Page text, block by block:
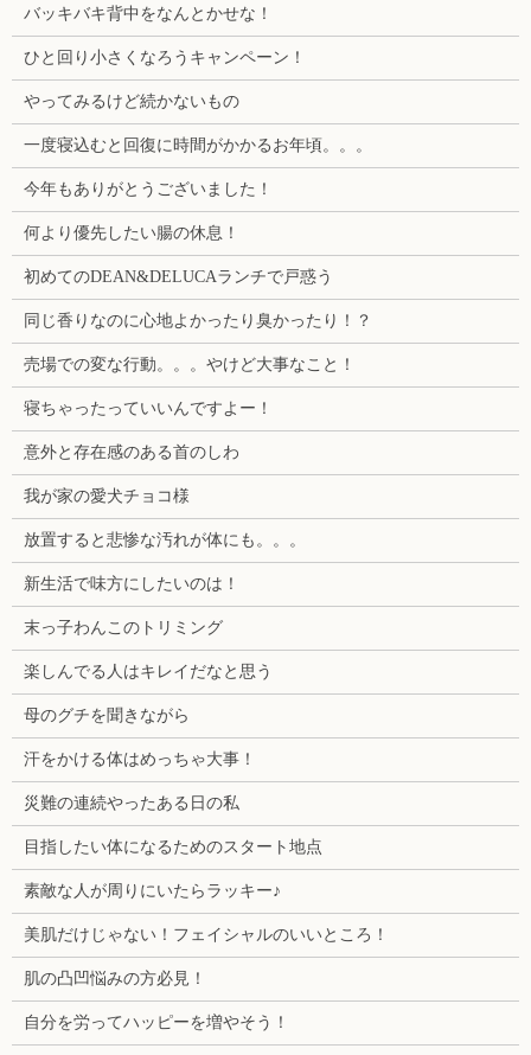
バッキバキ背中をなんとかせな！
ひと回り小さくなろうキャンペーン！
やってみるけど続かないもの
一度寝込むと回復に時間がかかるお年頃。。。
今年もありがとうございました！
何より優先したい腸の休息！
初めてのDEAN&DELUCAランチで戸惑う
同じ香りなのに心地よかったり臭かったり！？
売場での変な行動。。。やけど大事なこと！
寝ちゃったっていいんですよー！
意外と存在感のある首のしわ
我が家の愛犬チョコ様
放置すると悲惨な汚れが体にも。。。
新生活で味方にしたいのは！
末っ子わんこのトリミング
楽しんでる人はキレイだなと思う
母のグチを聞きながら
汗をかける体はめっちゃ大事！
災難の連続やったある日の私
目指したい体になるためのスタート地点
素敵な人が周りにいたらラッキー♪
美肌だけじゃない！フェイシャルのいいところ！
肌の凸凹悩みの方必見！
自分を労ってハッピーを増やそう！